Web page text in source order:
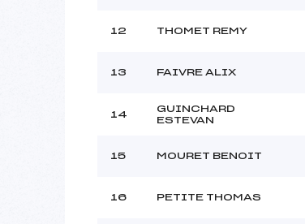
12 THOMET REMY
13 FAIVRE ALIX
14
GUINCHARD
ESTEVAN
15 MOURET BENOIT
16 PETITE THOMAS